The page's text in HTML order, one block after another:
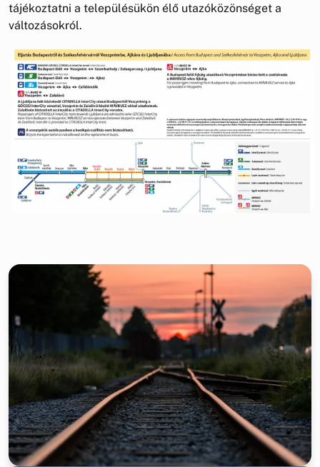
tájékoztatni a településükön élő utazóközönséget a
változásokról.